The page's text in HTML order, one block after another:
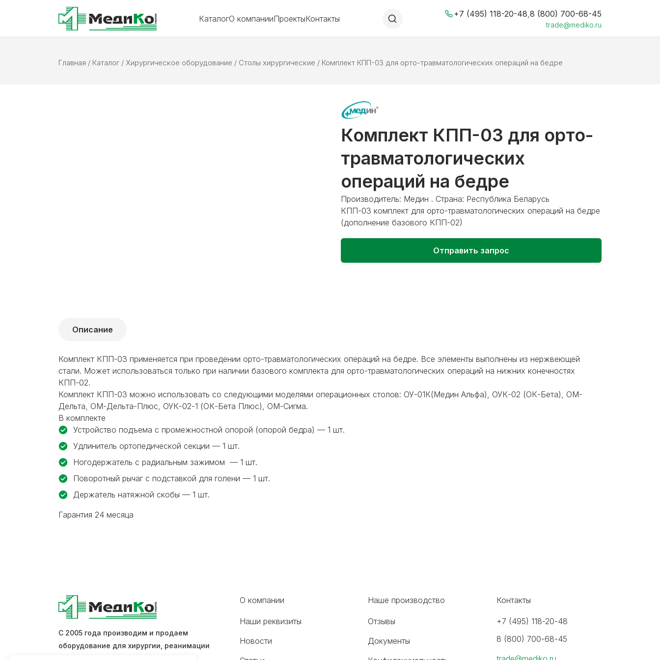
КаталогО компанииПроектыКонтакты
+7 (495) 118-20-48 8 (800) 700-68-45
trade@mediko.ru
Главная / Каталог / Хирургическое оборудование / Столы хирургические / Комплект КПП-03 для орто-травматологических операций на бедре
Комплект КПП-03 для орто-
травматологических
операций на бедре
Производитель: Медин . Страна: Республика Беларусь
КПП-03 комплект для орто-травматологических операций на бедре
(дополнение базового КПП-02)
Отправить запрос
Описание
Комплект КПП-03 применяется при проведении орто-травматологических операций на бедре. Все элементы выполнены из нержвеющей
стали. Может использоваться только при наличии базового комплекта для орто-травматологических операций на нижних конечностях
КПП-02.
Комплект КПП-03 можно использовать со следующими моделями операционных столов: ОУ-01К(Медин Альфа), ОУК-02 (ОК-Бета), ОМ-
Дельта, ОМ-Дельта-Плюс, ОУК-02-1 (ОК-Бета Плюс), ОМ-Сигма.
В комплекте
Устройство подъема с промежностной опорой (опорой бедра) — 1 шт.
Удлинитель ортопедической секции — 1 шт.
Ногодержатель с радиальным зажимом — 1 шт.
Поворотный рычаг с подставкой для голени — 1 шт.
Держатель натяжной скобы — 1 шт.
Гарантия 24 месяца
С 2005 года производим и продаем
оборудование для хирургии, реанимации
О компании
Наши реквизиты
Новости
Наше производство
Отзывы
Документы
Контакты
+7 (495) 118-20-48
8 (800) 700-68-45